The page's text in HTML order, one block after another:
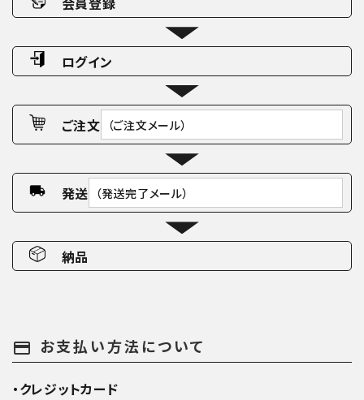
ログイン
ご注文 （ご注文メール）
発送 （発送完了メール）
納品
payment お支払い方法について
・クレジットカード